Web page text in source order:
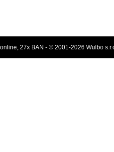
27x BAN - © 2001-2026 Wulbo